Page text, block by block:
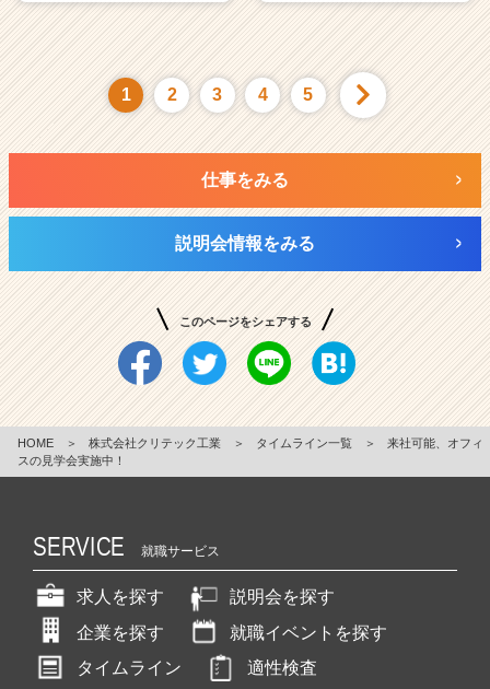
1 2 3 4 5
仕事をみる
説明会情報をみる
このページをシェアする
HOME ＞ 株式会社クリテック工業 ＞ タイムライン一覧 ＞
来社可能、オフィ
スの見学会実施中！
SERVICE 就職サービス
求人を探す
説明会を探す
企業を探す
就職イベントを探す
タイムライン
適性検査